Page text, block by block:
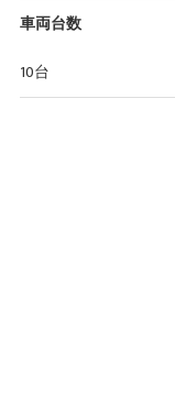
車両台数
10台